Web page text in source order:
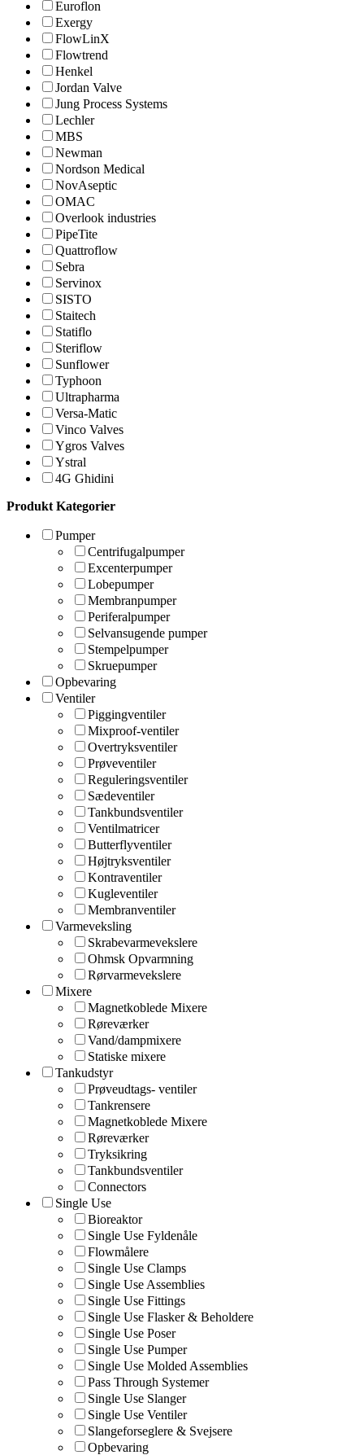
Euroflon
Exergy
FlowLinX
Flowtrend
Henkel
Jordan Valve
Jung Process Systems
Lechler
MBS
Newman
Nordson Medical
NovAseptic
OMAC
Overlook industries
PipeTite
Quattroflow
Sebra
Servinox
SISTO
Staitech
Statiflo
Steriflow
Sunflower
Typhoon
Ultrapharma
Versa-Matic
Vinco Valves
Ygros Valves
Ystral
4G Ghidini
Produkt Kategorier
Pumper
Centrifugalpumper
Excenterpumper
Lobepumper
Membranpumper
Periferalpumper
Selvansugende pumper
Stempelpumper
Skruepumper
Opbevaring
Ventiler
Piggingventiler
Mixproof-ventiler
Overtryksventiler
Prøveventiler
Reguleringsventiler
Sædeventiler
Tankbundsventiler
Ventilmatricer
Butterflyventiler
Højtryksventiler
Kontraventiler
Kugleventiler
Membranventiler
Varmeveksling
Skrabevarmevekslere
Ohmsk Opvarmning
Rørvarmevekslere
Mixere
Magnetkoblede Mixere
Røreværker
Vand/dampmixere
Statiske mixere
Tankudstyr
Prøveudtags- ventiler
Tankrensere
Magnetkoblede Mixere
Røreværker
Tryksikring
Tankbundsventiler
Connectors
Single Use
Bioreaktor
Single Use Fyldenåle
Flowmålere
Single Use Clamps
Single Use Assemblies
Single Use Fittings
Single Use Flasker & Beholdere
Single Use Poser
Single Use Pumper
Single Use Molded Assemblies
Pass Through Systemer
Single Use Slanger
Single Use Ventiler
Slangeforseglere & Svejsere
Opbevaring